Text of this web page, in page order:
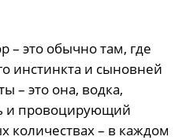
это обычно там, где
инстинкта и сыновней
– это она, водка,
и провоцирующий
количествах – в каждом